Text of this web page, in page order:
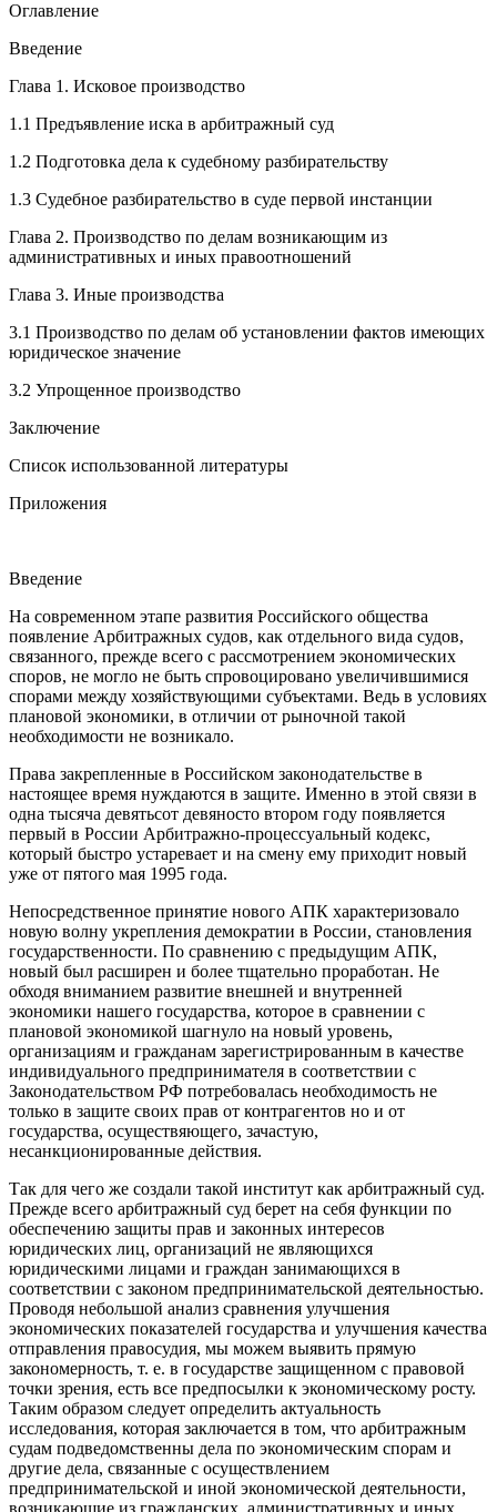
Оглавление
Введение
Глава 1. Исковое производство
1.1 Предъявление иска в арбитражный суд
1.2 Подготовка дела к судебному разбирательству
1.3 Судебное разбирательство в суде первой инстанции
Глава 2. Производство по делам возникающим из
административных и иных правоотношений
Глава 3. Иные производства
3.1 Производство по делам об установлении фактов имеющих
юридическое значение
3.2 Упрощенное производство
Заключение
Список использованной литературы
Приложения
Введение
На современном этапе развития Российского общества
появление Арбитражных судов, как отдельного вида судов,
связанного, прежде всего с рассмотрением экономических
споров, не могло не быть спровоцировано увеличившимися
спорами между хозяйствующими субъектами. Ведь в условиях
плановой экономики, в отличии от рыночной такой
необходимости не возникало.
Права закрепленные в Российском законодательстве в
настоящее время нуждаются в защите. Именно в этой связи в
одна тысяча девятьсот девяносто втором году появляется
первый в России Арбитражно-процессуальный кодекс,
который быстро устаревает и на смену ему приходит новый
уже от пятого мая 1995 года.
Непосредственное принятие нового АПК характеризовало
новую волну укрепления демократии в России, становления
государственности. По сравнению с предыдущим АПК,
новый был расширен и более тщательно проработан. Не
обходя вниманием развитие внешней и внутренней
экономики нашего государства, которое в сравнении с
плановой экономикой шагнуло на новый уровень,
организациям и гражданам зарегистрированным в качестве
индивидуального предпринимателя в соответствии с
Законодательством РФ потребовалась необходимость не
только в защите своих прав от контрагентов но и от
государства, осуществяющего, зачастую,
несанкционированные действия.
Так для чего же создали такой институт как арбитражный суд.
Прежде всего арбитражный суд берет на себя функции по
обеспечению защиты прав и законных интересов
юридических лиц, организаций не являющихся
юридическими лицами и граждан занимающихся в
соответствии с законом предпринимательской деятельностью.
Проводя небольшой анализ сравнения улучшения
экономических показателей государства и улучшения качества
отправления правосудия, мы можем выявить прямую
закономерность, т. е. в государстве защищенном с правовой
точки зрения, есть все предпосылки к экономическому росту.
Таким образом следует определить актуальность
исследования, которая заключается в том, что арбитражным
судам подведомственны дела по экономическим спорам и
другие дела, связанные с осуществлением
предпринимательской и иной экономической деятельности,
возникающие из гражданских, административных и иных